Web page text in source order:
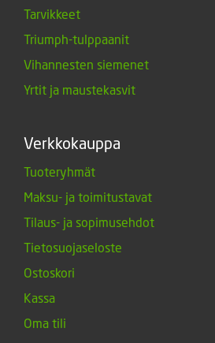
Tarvikkeet
Triumph-tulppaanit
Vihannesten siemenet
Yrtit ja maustekasvit
Verkkokauppa
Tuoteryhmät
Maksu- ja toimitustavat
Tilaus- ja sopimusehdot
Tietosuojaseloste
Ostoskori
Kassa
Oma tili